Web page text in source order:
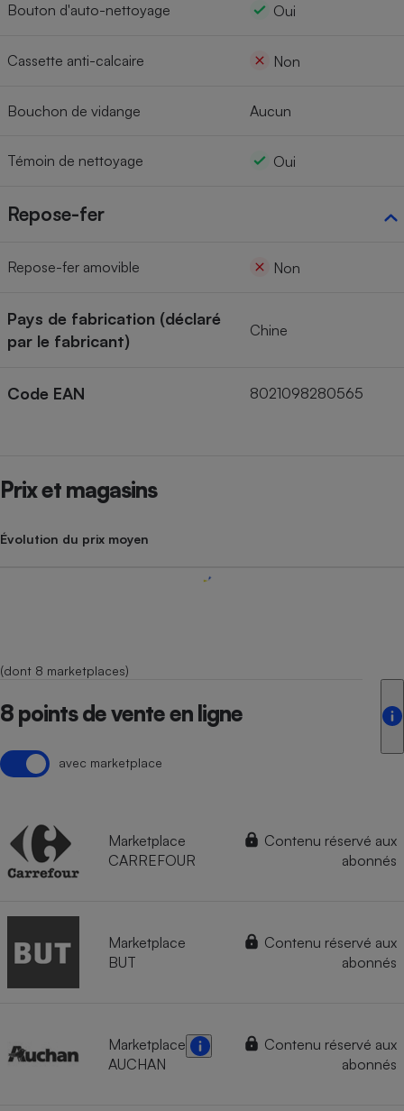
Bouton d'auto-nettoyage Oui
Cassette anti-calcaire Non
Bouchon de vidange Aucun
Témoin de nettoyage Oui
Repose-fer
Repose-fer amovible Non
Pays de fabrication (déclaré
par le fabricant)
Chine
Code EAN 8021098280565
Prix et magasins
Évolution du prix moyen
(dont 8 marketplaces)
8 points de vente en ligne
avec marketplace
Marketplace
CARREFOUR
Contenu réservé aux
abonnés
Marketplace
BUT
Contenu réservé aux
abonnés
Marketplace
AUCHAN
Contenu réservé aux
abonnés